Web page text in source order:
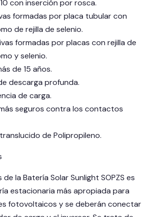
con inserción por rosca.
formadas por placa tubular con
de rejilla de selenio.
formadas por placas con rejilla de
y selenio.
de 15 años.
descarga profunda.
de carga.
seguros contra los contactos
de Polipropileno.
la Batería Solar Sunlight SOPZS es
estacionaria más apropiada para
fotovoltaicos y se deberán conectar